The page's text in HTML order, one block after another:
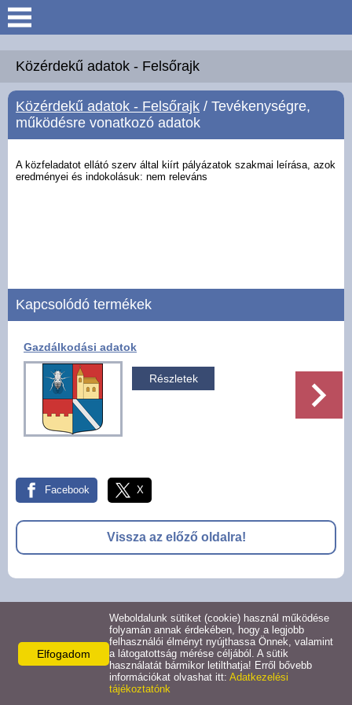
Keresés
Köszöntő
Hírek
Felsőrajk
Pályázatok
Választási információk -
Felsőrajk
Választási információk -
Alsórajk
Közérdekű adatok -
Alsórajk
Közérdekű adatok - Felsőrajk
Közérdekű adatok - Felsőrajk / Tevékenységre,
működésre vonatkozó adatok
A közfeladatot ellátó szerv által kiírt pályázatok szakmai leírása, azok
eredményei és indokolásuk: nem releváns
Kapcsolódó termékek
Gazdálkodási adatok
Részletek
Facebook X
Vissza az előző oldalra!
Adatkezelési tájékoztató
Oldal információk Impresszum
Elfogadom
Weboldalunk sütiket (cookie) használ működése
folyamán annak érdekében, hogy a legjobb
felhasználói élményt nyújthassa Önnek, valamint
a látogatottság mérése céljából. A sütik
használatát bármikor letilthatja! Erről bővebb
információkat olvashat itt: Adatkezelési
tájékoztatónk